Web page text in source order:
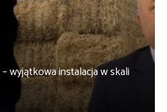
wyjątkowa instalacja w skali